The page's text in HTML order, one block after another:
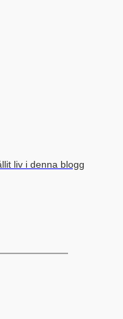
liv i denna blogg